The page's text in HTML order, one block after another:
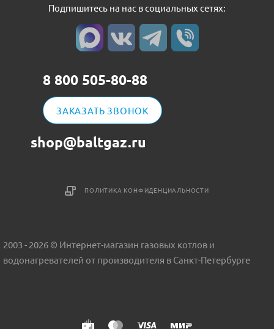
Подпишитесь на нас в социальных сетях:
8 800 505-80-88
ЗАКАЗАТЬ ЗВОНОК
shop@baltgaz.ru
ПОЛИТИКА КОНФИДЕНЦИАЛЬНОСТИ
2003 - 2026 © Интернет-магазин газовых котлов и
водонагревателей от производителя в Санкт-Петербурге